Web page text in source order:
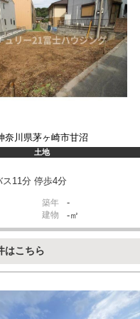
奈川県茅ヶ崎市甘沼
土地
11分 停歩4分
築年 -
建物 -㎡
はこちら